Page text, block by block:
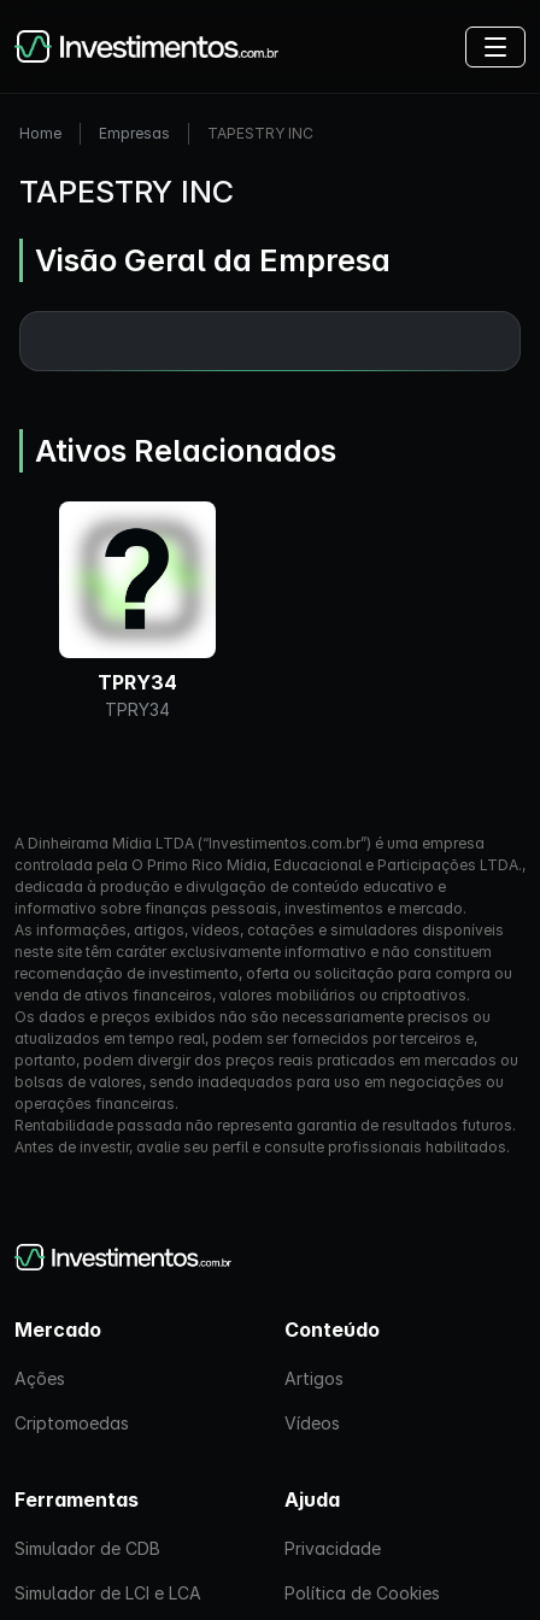
Home Empresas TAPESTRY INC
TAPESTRY INC
Visão Geral da Empresa
Ativos Relacionados
TPRY34
TPRY34
A Dinheirama Mídia LTDA (“Investimentos.com.br”) é uma empresa
controlada pela O Primo Rico Mídia, Educacional e Participações LTDA.,
dedicada à produção e divulgação de conteúdo educativo e
informativo sobre finanças pessoais, investimentos e mercado.
As informações, artigos, vídeos, cotações e simuladores disponíveis
neste site têm caráter exclusivamente informativo e não constituem
recomendação de investimento, oferta ou solicitação para compra ou
venda de ativos financeiros, valores mobiliários ou criptoativos.
Os dados e preços exibidos não são necessariamente precisos ou
atualizados em tempo real, podem ser fornecidos por terceiros e,
portanto, podem divergir dos preços reais praticados em mercados ou
bolsas de valores, sendo inadequados para uso em negociações ou
operações financeiras.
Rentabilidade passada não representa garantia de resultados futuros.
Antes de investir, avalie seu perfil e consulte profissionais habilitados.
Mercado
Ações
Criptomoedas
Conteúdo
Artigos
Vídeos
Ferramentas
Simulador de CDB
Simulador de LCI e LCA
Ajuda
Privacidade
Política de Cookies